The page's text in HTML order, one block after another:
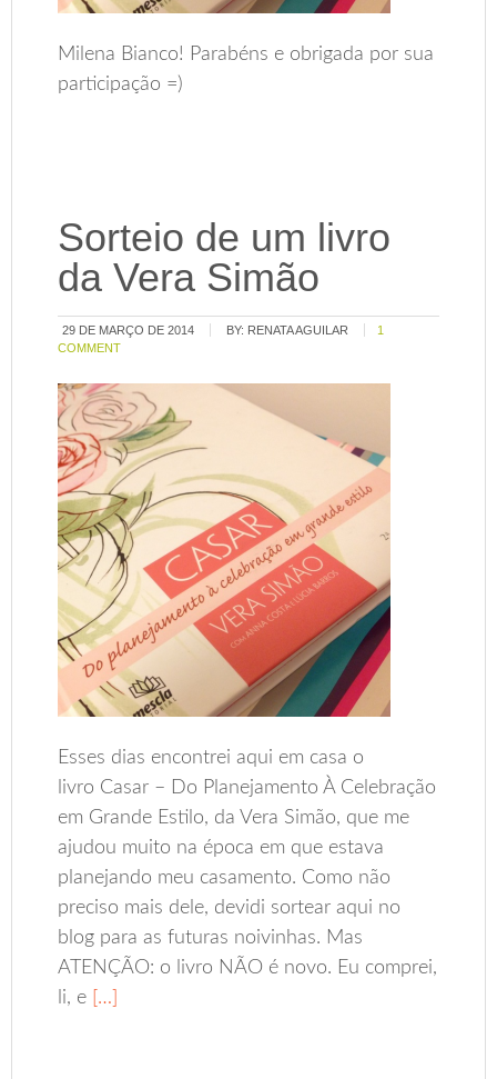
Milena Bianco! Parabéns e obrigada por sua
participação =)
Sorteio de um livro
da Vera Simão
29 DE MARÇO DE 2014 BY: RENATA AGUILAR
1
COMMENT
Esses dias encontrei aqui em casa o
livro Casar – Do Planejamento À Celebração
em Grande Estilo, da Vera Simão, que me
ajudou muito na época em que estava
planejando meu casamento. Como não
preciso mais dele, devidi sortear aqui no
blog para as futuras noivinhas. Mas
ATENÇÃO: o livro NÃO é novo. Eu comprei,
li, e […]